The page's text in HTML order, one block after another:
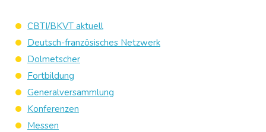
CBTI/BKVT aktuell
Deutsch-französisches Netzwerk
Dolmetscher
Fortbildung
Generalversammlung
Konferenzen
Messen